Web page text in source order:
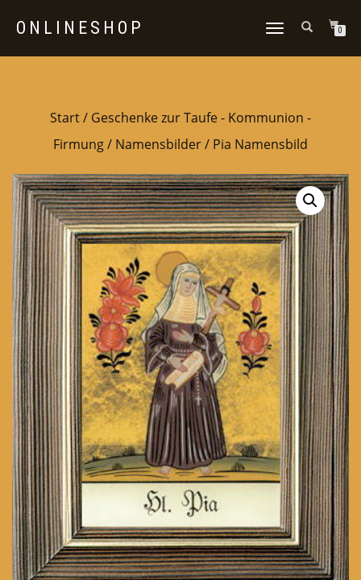
ONLINESHOP
NAVIGATION
0
Start/ Geschenke zur Taufe - Kommunion -
Firmung/ Namensbilder/ Pia Namensbild